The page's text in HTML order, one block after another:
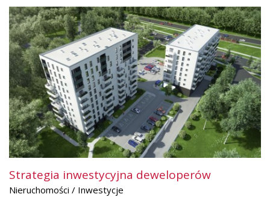
Strategia inwestycyjna deweloperów
Nieruchomości / Inwestycje